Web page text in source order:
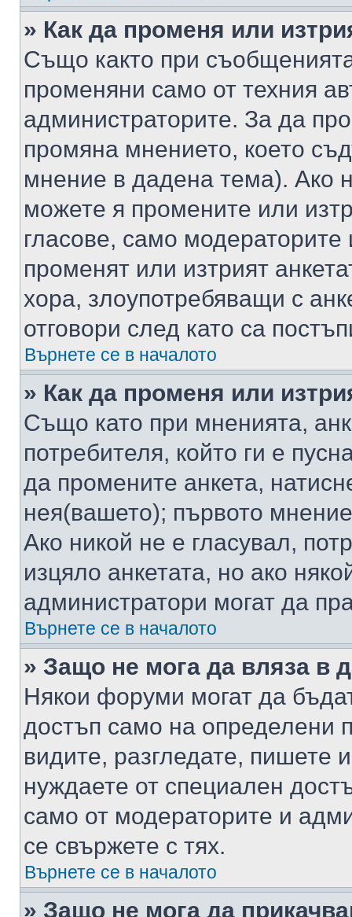
» Как да променя или
Също както при
променяни само от техния
администраторите. За да
промяна мнението, което
мнение в дадена тема). Ако
можете я промените или
гласове, само
променят или изтрият
хора, злоупотребяващи с
отговори след като са
Върнете се в началото
» Как да променя или
Също като при мненията,
потребителя, който ги е
да промените анкета,
нея(вашето); първото
Ако никой не е гласувал,
изцяло анкетата, но ако
администратори могат да
Върнете се в началото
» Защо не мога да вляза в
Някои форуми могат да
достъп само на определени
видите, разгледате, пишете
нуждаете от специален
само от модераторите и
се свържете с тях.
Върнете се в началото
» Защо не мога да